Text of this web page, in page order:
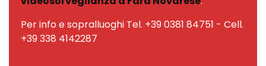
Per info e sopralluoghi Tel. +39 0381 84751 - Cell.
+39 338 4142287